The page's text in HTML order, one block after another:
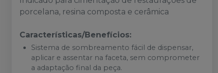
porcelana, resina composta e cerâmica
Características/Benefícios:
Sistema de sombreamento fácil de dispensar,
aplicar e assentar na faceta, sem comprometer
a adaptação final da peça.